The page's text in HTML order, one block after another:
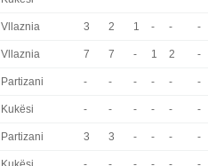
Vllaznia 3 2 1 - - -
Vllaznia 7 7 - 1 2 -
Partizani - - - - - -
Kukësi - - - - - -
Partizani 3 3 - - - -